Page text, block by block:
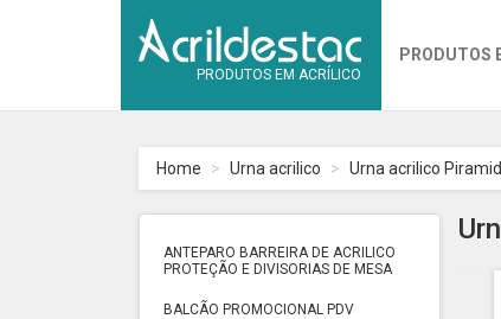
PRODUTOS EM ACRÍLICO
PRODUTOS
Home Urna acrilico Urna acrilico
ANTEPARO BARREIRA DE ACRILICO
PROTEÇÃO E DIVISORIAS DE MESA
BALCÃO PROMOCIONAL PDV